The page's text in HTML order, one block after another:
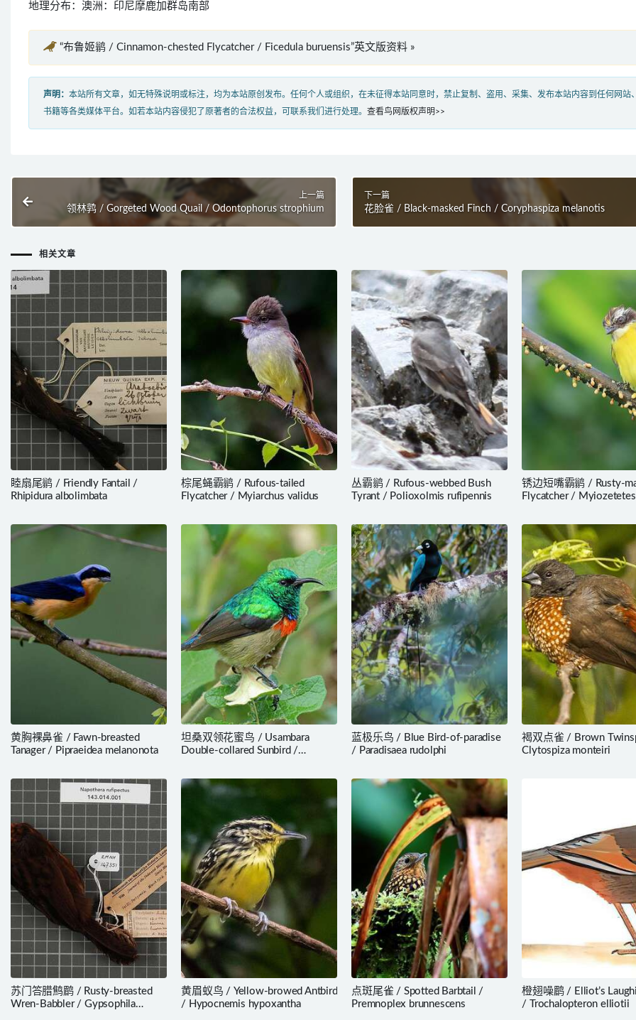
地理分布：澳洲：印尼摩鹿加群岛南部
“布鲁姬鹟 / Cinnamon-chested Flycatcher / Ficedula buruensis”英文版资料 »
声明： 本站所有文章，如无特殊说明或标注，均为本站原创发布。任何个人或组织，在未征得本站同意时，禁止复制、盗用、采集、发布本站内容到任何网站
书籍等各类媒体平台。如若本站内容侵犯了原著者的合法权益，可联系我们进行处理。 查看鸟网版权声明>>
上一篇
领林鹑 / Gorgeted Wood Quail / Odontophorus strophium
下一篇
花脸雀 / Black-masked Finch / Coryphaspiza melanotis
相关文章
睦扇尾鹟 / Friendly Fantail /
Rhipidura albolimbata
棕尾蝇霸鹟 / Rufous-tailed
Flycatcher / Myiarchus validus
丛霸鹟 / Rufous-webbed Bush
Tyrant / Polioxolmis rufipennis
锈边短嘴霸鹟 / Rusty-
Flycatcher / Myiozetetes
黄胸裸鼻雀 / Fawn-breasted
Tanager / Pipraeidea melanonota
坦桑双领花蜜鸟 / Usambara
Double-collared Sunbird /
蓝极乐鸟 / Blue Bird-of-paradise
/ Paradisaea rudolphi
褐双点雀 / Brown
Clytospiza monteiri
苏门答腊鹪鹛 / Rusty-breasted
Wren-Babbler / Gypsophila
黄眉蚁鸟 / Yellow-browed Antbird
/ Hypocnemis hypoxantha
点斑尾雀 / Spotted Barbtail /
Premnoplex brunnescens
橙翅噪鹛 / Elliot’s
/ Trochalopteron elliotii